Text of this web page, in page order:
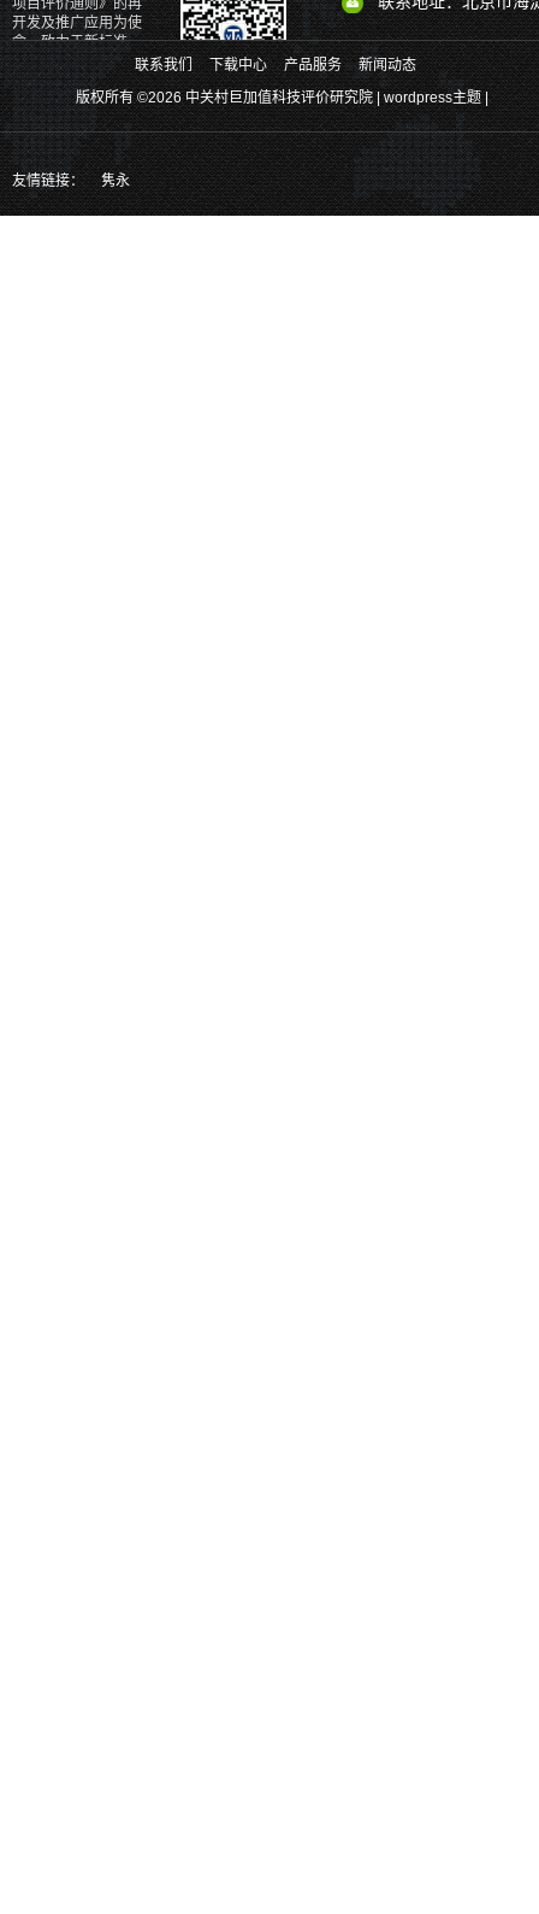
项目评价通则》的再
开发及推广应用为使
命，致力于新标准、
新理论、新体系和新
产品的研发。
关注官方二维码、掌握更多最新实时
消息
也可以通过以下方式关注我们
联系我们 下载中心 产品服务
新闻动态
版权所有 ©2026 中关村巨加值科技评价研究院 |wordpress主题|
友情链接： 隽永